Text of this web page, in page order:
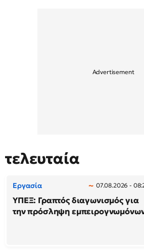
τελευταία
Εργασία 07.08.2026 -
ΥΠΕΞ: Γραπτός διαγωνισμός για
την πρόσληψη